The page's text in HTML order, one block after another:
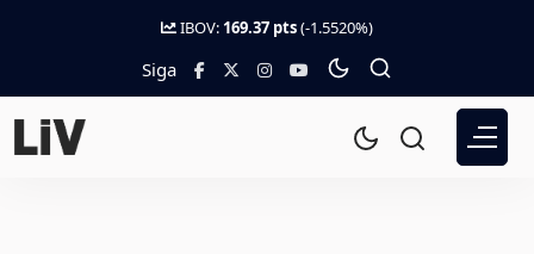
IBOV: 169.37 pts(-1.5520%)
Siga